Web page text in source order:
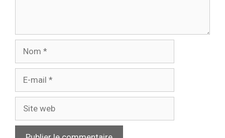
mail
web